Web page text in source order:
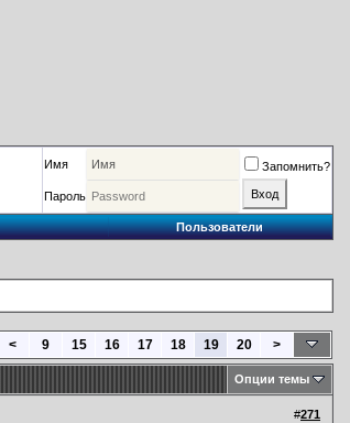
Имя Запомнить?
Пароль
Пользователи
< 9 15 16 17 18 19 20 >
Опции темы
#271